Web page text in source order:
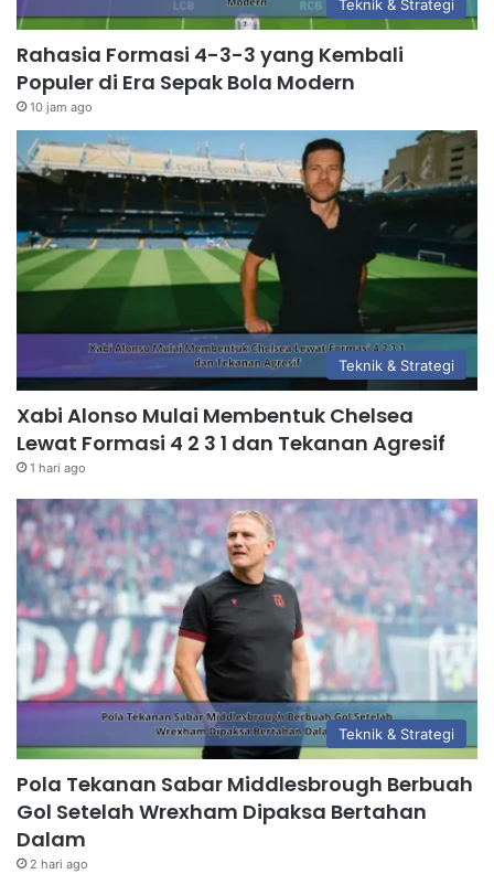
Teknik & Strategi
Rahasia Formasi 4-3-3 yang Kembali
Populer di Era Sepak Bola Modern
10 jam ago
Teknik & Strategi
Xabi Alonso Mulai Membentuk Chelsea
Lewat Formasi 4 2 3 1 dan Tekanan Agresif
1 hari ago
Teknik & Strategi
Pola Tekanan Sabar Middlesbrough Berbuah
Gol Setelah Wrexham Dipaksa Bertahan
Dalam
2 hari ago